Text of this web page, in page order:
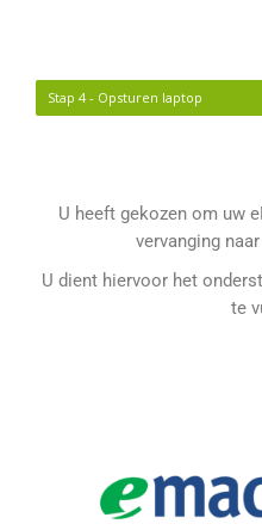
Stap 4 - Opsturen laptop
U heeft gekozen om uw
vervanging
U dient hiervoor het
te